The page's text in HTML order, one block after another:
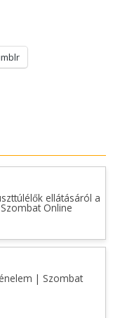
ellátásáról a
Online
| Szombat